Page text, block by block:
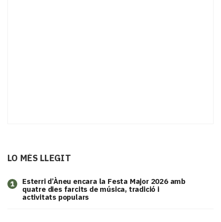
LO MÉS LLEGIT
1
Esterri d’Àneu encara la Festa Major 2026 amb
quatre dies farcits de música, tradició i
activitats populars